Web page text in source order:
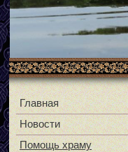
Главная
Новости
Помощь храму